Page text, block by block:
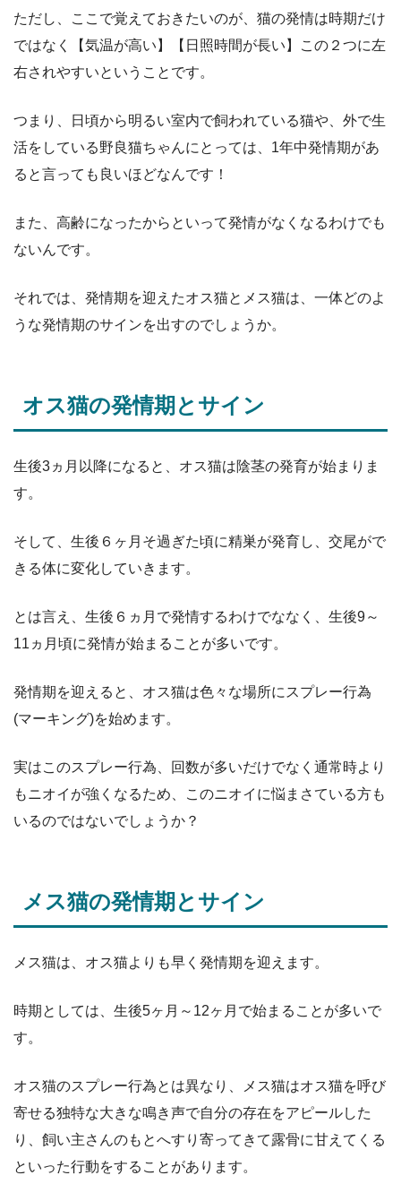
ただし、ここで覚えておきたいのが、猫の発情は時期だけ
ではなく【気温が高い】【日照時間が長い】この２つに左
右されやすいということです。
つまり、日頃から明るい室内で飼われている猫や、外で生
活をしている野良猫ちゃんにとっては、1年中発情期があ
ると言っても良いほどなんです！
また、高齢になったからといって発情がなくなるわけでも
ないんです。
それでは、発情期を迎えたオス猫とメス猫は、一体どのよ
うな発情期のサインを出すのでしょうか。
オス猫の発情期とサイン
生後3ヵ月以降になると、オス猫は陰茎の発育が始まりま
す。
そして、生後６ヶ月そ過ぎた頃に精巣が発育し、交尾がで
きる体に変化していきます。
とは言え、生後６ヵ月で発情するわけでななく、生後9～
11ヵ月頃に発情が始まることが多いです。
発情期を迎えると、オス猫は色々な場所にスプレー行為
(マーキング)を始めます。
実はこのスプレー行為、回数が多いだけでなく通常時より
もニオイが強くなるため、このニオイに悩まさている方も
いるのではないでしょうか？
メス猫の発情期とサイン
メス猫は、オス猫よりも早く発情期を迎えます。
時期としては、生後5ヶ月～12ヶ月で始まることが多いで
す。
オス猫のスプレー行為とは異なり、メス猫はオス猫を呼び
寄せる独特な大きな鳴き声で自分の存在をアピールした
り、飼い主さんのもとへすり寄ってきて露骨に甘えてくる
といった行動をすることがあります。